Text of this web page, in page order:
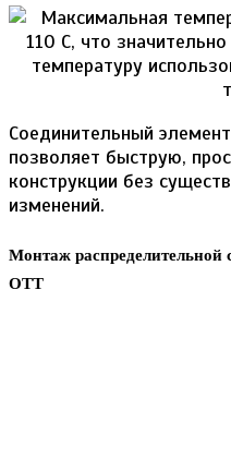
Соединительный
позволяет быструю,
конструкции без
изменений.
Монтаж распределительной
ОТТ